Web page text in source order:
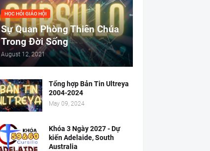
HỌC HỎI GIÁO HỘI
Sự Quan Phòng Thiên Chúa
Trong Đời Sống
August 12, 2021
Tổng hợp Bản Tin Ultreya
2004-2024
May 09, 2024
Khóa 3 Ngày 2027 - Dự
kiến Adelaide, South
Australia